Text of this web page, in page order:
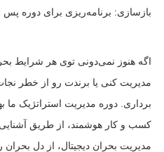
بازسازی: برنامه‌ریزی برای دوره
اگه هنوز نمی‌دونی توی هر شرایط
مدیریت کنی یا برندت رو از خطر
برداری. دوره مدیریت استراتژیک
کسب و کار هوشمند، از طریق آشنایی
مدیریت بحران دیجیتال، از دل